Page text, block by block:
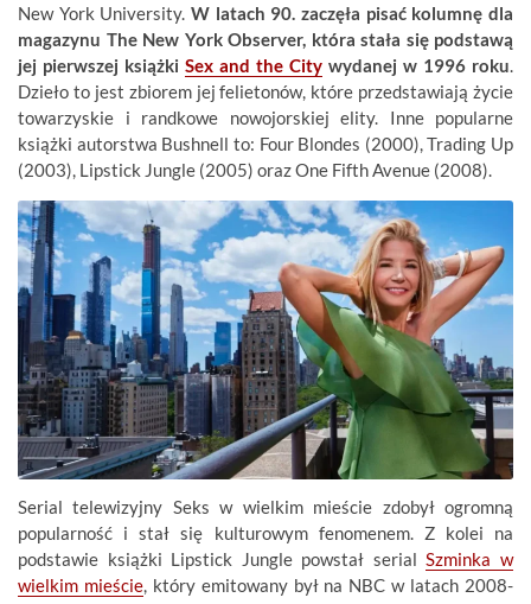
New York University. W latach 90. zaczęła pisać kolumnę dla
magazynu The New York Observer, która stała się podstawą
jej pierwszej książki Sex and the City wydanej w 1996 roku.
Dzieło to jest zbiorem jej felietonów, które przedstawiają życie
towarzyskie i randkowe nowojorskiej elity. Inne popularne
książki autorstwa Bushnell to: Four Blondes (2000), Trading Up
(2003), Lipstick Jungle (2005) oraz One Fifth Avenue (2008).
Serial telewizyjny Seks w wielkim mieście zdobył ogromną
popularność i stał się kulturowym fenomenem. Z kolei na
podstawie książki Lipstick Jungle powstał serialSzminka w
wielkim mieście, który emitowany był na NBC w latach 2008-